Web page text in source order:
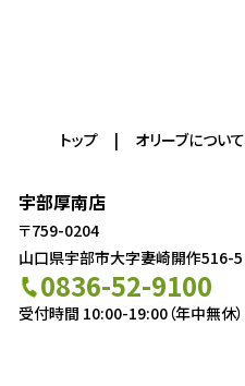
トップ オリーブについて
宇部厚南店
〒759-0204
山口県宇部市大字妻崎開作516-5
0836-52-9100
受付時間 10:00-19:00（年中無休）